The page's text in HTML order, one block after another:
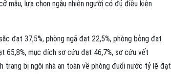
mẫu, lựa chọn ngẫu nhiên người có đủ điều kiện
đạt 37,5%, phòng ngã đạt 22,5%, phòng bỏng đạt
65,8%, mục đích sơ cứu đạt 46,7%, sơ cứu vết
trang bị ngôi nhà an toàn về phòng đuối nước tỷ lệ đạt